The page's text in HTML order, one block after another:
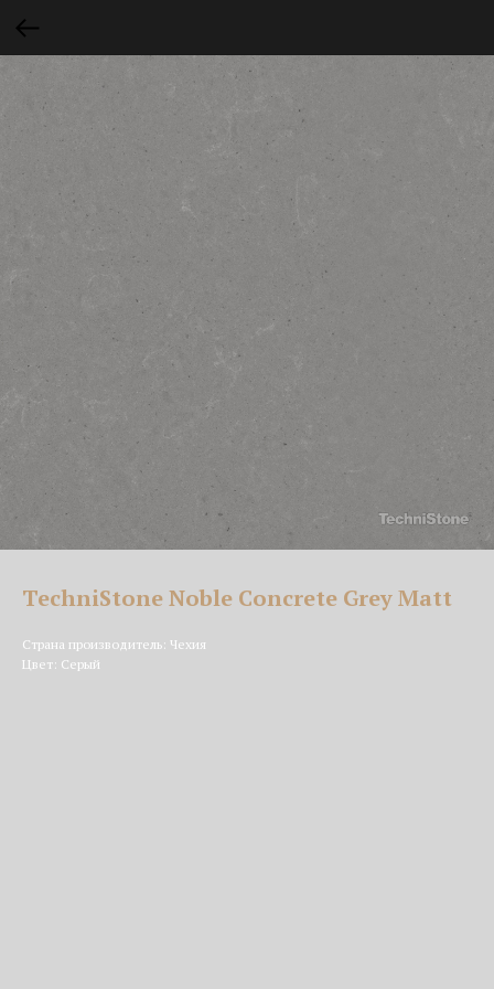
TechniStone Noble Concrete Grey Matt
Страна производитель: Чехия
Цвет: Серый